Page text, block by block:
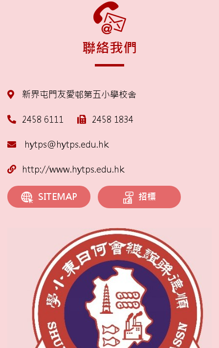
聯絡我們
新界屯門友愛邨第五小學校舍
2458 6111 2458 1834
hytps@hytps.edu.hk
http://www.hytps.edu.hk
SITEMAP 招標